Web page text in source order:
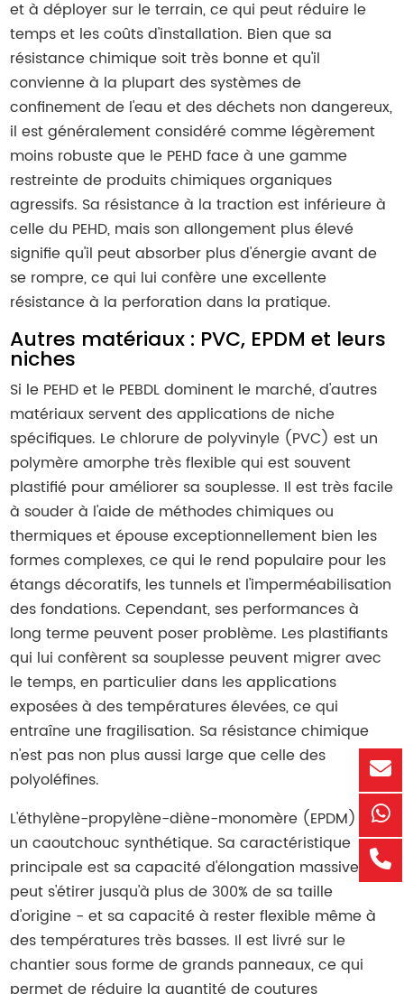
et à déployer sur le terrain, ce qui peut réduire le
temps et les coûts d'installation. Bien que sa
résistance chimique soit très bonne et qu'il
convienne à la plupart des systèmes de
confinement de l'eau et des déchets non dangereux,
il est généralement considéré comme légèrement
moins robuste que le PEHD face à une gamme
restreinte de produits chimiques organiques
agressifs. Sa résistance à la traction est inférieure à
celle du PEHD, mais son allongement plus élevé
signifie qu'il peut absorber plus d'énergie avant de
se rompre, ce qui lui confère une excellente
résistance à la perforation dans la pratique.
Autres matériaux : PVC, EPDM et leurs
niches
Si le PEHD et le PEBDL dominent le marché, d'autres
matériaux servent des applications de niche
spécifiques. Le chlorure de polyvinyle (PVC) est un
polymère amorphe très flexible qui est souvent
plastifié pour améliorer sa souplesse. Il est très facile
à souder à l'aide de méthodes chimiques ou
thermiques et épouse exceptionnellement bien les
formes complexes, ce qui le rend populaire pour les
étangs décoratifs, les tunnels et l'imperméabilisation
des fondations. Cependant, ses performances à
long terme peuvent poser problème. Les plastifiants
qui lui confèrent sa souplesse peuvent migrer avec
le temps, en particulier dans les applications
exposées à des températures élevées, ce qui
entraîne une fragilisation. Sa résistance chimique
n'est pas non plus aussi large que celle des
polyoléfines.
L'éthylène-propylène-diène-monomère (EPDM) est
un caoutchouc synthétique. Sa caractéristique
principale est sa capacité d'élongation massive - il
peut s'étirer jusqu'à plus de 300% de sa taille
d'origine - et sa capacité à rester flexible même à
des températures très basses. Il est livré sur le
chantier sous forme de grands panneaux, ce qui